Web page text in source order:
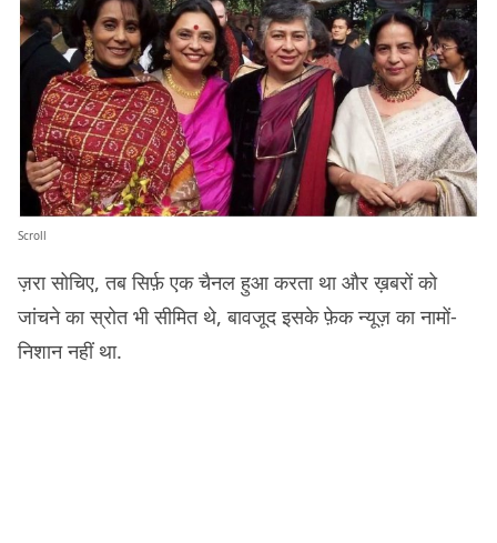
Scroll
ज़रा सोचिए, तब सिर्फ़ एक चैनल हुआ करता था और ख़बरों को
जांचने का स्रोत भी सीमित थे, बावजूद इसके फ़ेक न्यूज़ का नामों-
निशान नहीं था.